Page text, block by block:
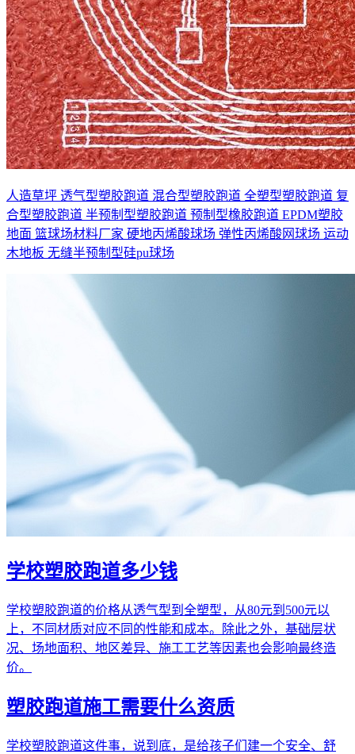
人造草坪 透气型塑胶跑道 混合型塑胶跑道 全塑型塑胶跑道 复
合型塑胶跑道 半预制型塑胶跑道 预制型橡胶跑道 EPDM塑胶
地面 篮球场材料厂家 硬地丙烯酸球场 弹性丙烯酸网球场 运动
木地板 无缝半预制型硅pu球场
学校塑胶跑道多少钱
学校塑胶跑道的价格从透气型到全塑型，从80元到500元以
上，不同材质对应不同的性能和成本。除此之外，基础层状
况、场地面积、地区差异、施工工艺等因素也会影响最终造
价。
塑胶跑道施工需要什么资质
学校塑胶跑道这件事，说到底，是给孩子们建一个安全、舒